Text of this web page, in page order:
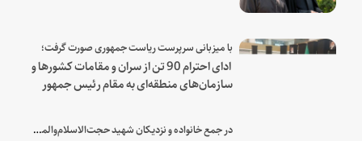
با میزبانی سرپرست ریاست جمهوری صورت گرفت؛
ادای احترام 90 تن از سران و مقامات کشورها و
سازمان‌های منطقه‌ای به مقام رئیس جمهور
در جمع خانواده و نزدیکان شهید حجت‌الاسلام‌والمسلمین رئیسی: